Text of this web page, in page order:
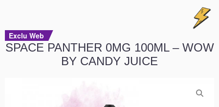
Exclu Web
SPACE PANTHER 0MG 100ML – WOW
BY CANDY JUICE